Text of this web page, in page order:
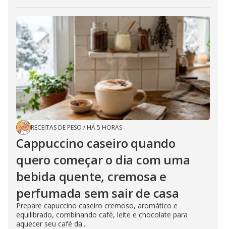
RECEITAS DE PESO / HÁ 5 HORAS
Cappuccino caseiro quando
quero começar o dia com uma
bebida quente, cremosa e
perfumada sem sair de casa
Prepare capuccino caseiro cremoso, aromático e
equilibrado, combinando café, leite e chocolate para
aquecer seu café da...